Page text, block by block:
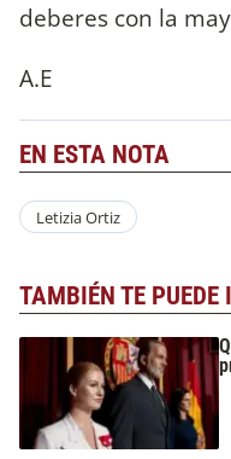
deberes con la
A.E
EN ESTA NOTA
Letizia Ortiz
TAMBIÉN TE PUEDE